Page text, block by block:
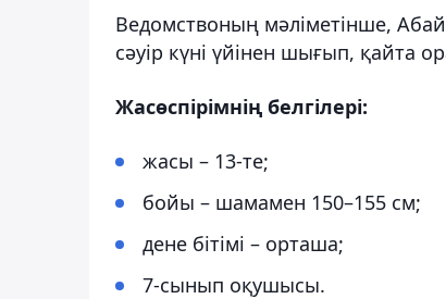
Ведомствоның мәліметінше,
сәуір күні үйінен шығып, қайта
Жасөспірімнің белгілері:
жасы – 13-те;
бойы – шамамен 150–155 см;
дене бітімі – орташа;
7-сынып оқушысы.